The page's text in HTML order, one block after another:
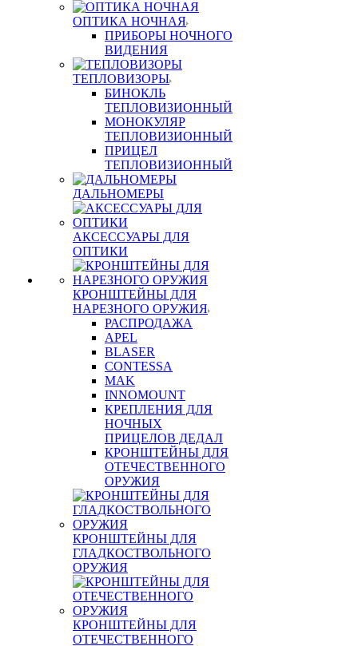
ОПТИКА НОЧНАЯ
ПРИБОРЫ НОЧНОГО
ВИДЕНИЯ
ТЕПЛОВИЗОРЫ
БИНОКЛЬ
ТЕПЛОВИЗИОННЫЙ
МОНОКУЛЯР
ТЕПЛОВИЗИОННЫЙ
ПРИЦЕЛ
ТЕПЛОВИЗИОННЫЙ
ДАЛЬНОМЕРЫ
АКСЕССУАРЫ ДЛЯ
ОПТИКИ
КРОНШТЕЙНЫ ДЛЯ
НАРЕЗНОГО ОРУЖИЯ
РАСПРОДАЖА
APEL
BLASER
CONTESSA
MAK
INNOMOUNT
КРЕПЛЕНИЯ ДЛЯ
НОЧНЫХ
ПРИЦЕЛОВ ДЕДАЛ
КРОНШТЕЙНЫ ДЛЯ
ОТЕЧЕСТВЕННОГО
ОРУЖИЯ
КРОНШТЕЙНЫ ДЛЯ
ГЛАДКОСТВОЛЬНОГО
ОРУЖИЯ
КРОНШТЕЙНЫ ДЛЯ
ОТЕЧЕСТВЕННОГО